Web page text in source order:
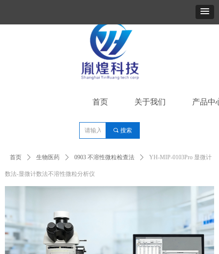
首页 关于我们 产品中
끠 搜索
首页 ꄲ 生物医药 ꄲ 0903 不溶性微粒检查法 ꄲ YH-MIP-0103Pro 显微计
数法-显微计数法不溶性微粒分析仪
ControlType:productSlideBind Error:未将对象引用设置到对象的实例。